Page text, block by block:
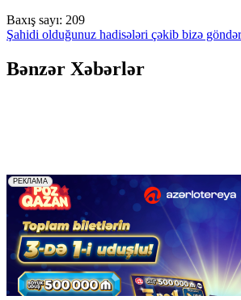
Baxış sayı: 209
Şahidi olduğunuz hadisələri çəkib bizə
Bənzər Xəbərlər